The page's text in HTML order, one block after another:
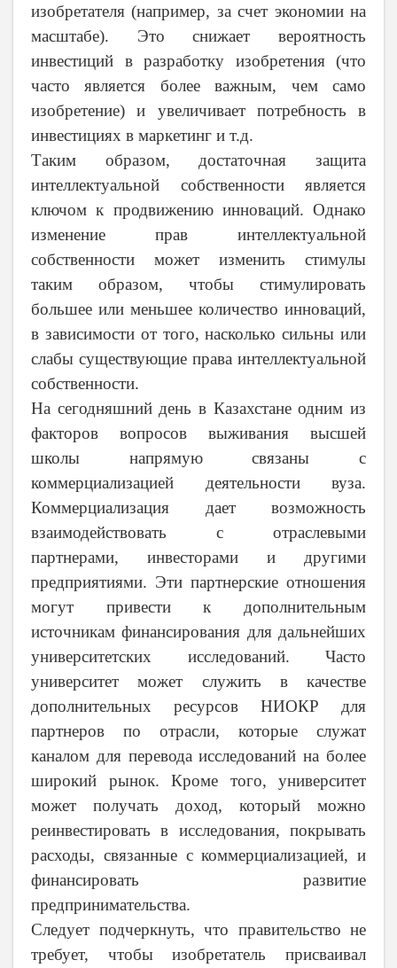
изобретателя (например, за счет экономии на
масштабе). Это снижает вероятность
инвестиций в разработку изобретения (что
часто является более важным, чем само
изобретение) и увеличивает потребность в
инвестициях в маркетинг и т.д.
Таким образом, достаточная защита
интеллектуальной собственности является
ключом к продвижению инноваций. Однако
изменение прав интеллектуальной
собственности может изменить стимулы
таким образом, чтобы стимулировать
большее или меньшее количество инноваций,
в зависимости от того, насколько сильны или
слабы существующие права интеллектуальной
собственности.
На сегодняшний день в Казахстане одним из
факторов вопросов выживания высшей
школы напрямую связаны с
коммерциализацией деятельности вуза.
Коммерциализация дает возможность
взаимодействовать с отраслевыми
партнерами, инвесторами и другими
предприятиями. Эти партнерские отношения
могут привести к дополнительным
источникам финансирования для дальнейших
университетских исследований. Часто
университет может служить в качестве
дополнительных ресурсов НИОКР для
партнеров по отрасли, которые служат
каналом для перевода исследований на более
широкий рынок. Кроме того, университет
может получать доход, который можно
реинвестировать в исследования, покрывать
расходы, связанные с коммерциализацией, и
финансировать развитие
предпринимательства.
Следует подчеркнуть, что правительство не
требует, чтобы изобретатель присваивал